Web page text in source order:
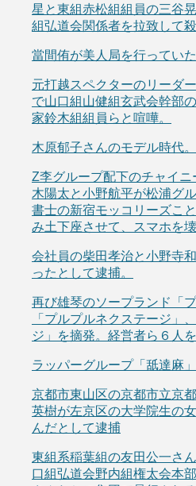
星と東組赤松組組員の三谷
組弘道会関係者を拉致して
當間侑が美人局を行っていた
元打越スペクターのリーダ
で山口組山健組玄武会幹部
家鈴木組組員らと喧嘩。
木原郁子さんのモデル時代。
Z李グループ配下のチャイ
木陽太と小野航平が松浦グ
書士の新宿モッコリーズこ
み土下座させて、スマホを
会社員の柴田孝治と小野寺
ったとして逮捕。
再び雄琴のソープランド「
「プルプルネクステージ」
ジ」を摘発。経営者ら６人
ラッパーグループ「舐達麻
京都市東山区の京都市立京
英樹が左京区の大学院生の
んだとして逮捕
東組系稲葉組の友田公一さ
口組弘道会野内組権太会本